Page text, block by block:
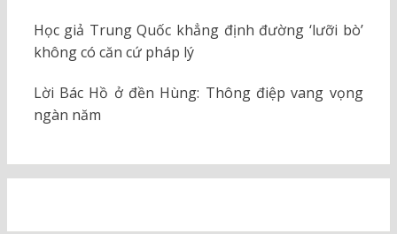
Học giả Trung Quốc khẳng định đường ‘lưỡi bò’
không có căn cứ pháp lý
Lời Bác Hồ ở đền Hùng: Thông điệp vang vọng
ngàn năm